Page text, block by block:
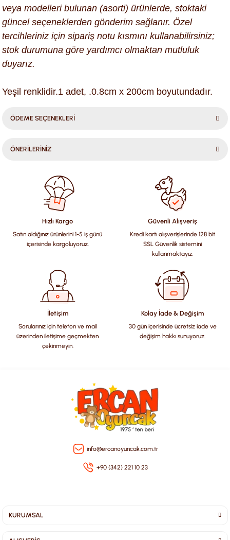
veya modelleri bulunan (asorti) ürünlerde, stoktaki
güncel seçeneklerden gönderim sağlanır. Özel
tercihleriniz için sipariş notu kısmını kullanabilirsiniz;
stok durumuna göre yardımcı olmaktan mutluluk
duyarız.
Yeşil renklidir.1 adet, .0.8cm x 200cm boyutundadır.
ÖDEME SEÇENEKLERİ
ÖNERİLERİNİZ
konularda yetersiz gördüğünüz noktaları öneri formunu
kullanarak tarafımıza iletebilirsiniz.
Görüş ve önerileriniz için teşekkür ederiz.
Ürün resmi kalitesiz, bozuk veya görüntülenemiyor.
Ürün açıklamasında eksik bilgiler bulunuyor.
Ürün bilgilerinde hatalar bulunuyor.
Ürün fiyatı diğer sitelerden daha pahalı.
Bu ürüne benzer farklı alternatifler olmalı.
Hızlı Kargo
Satın aldığınız ürünlerini 1-5 iş günü
içerisinde kargoluyoruz.
Güvenli Alışveriş
Kredi kartı alışverişlerinde 128 bit
SSL Güvenlik sistemini
kullanmaktayız.
İletişim
Sorularınız için telefon ve mail
üzerinden iletişime geçmekten
çekinmeyin.
Kolay İade & Değişim
30 gün içerisinde ücretsiz iade ve
değişim hakkı sunuyoruz.
info@ercanoyuncak.com.tr
+90 (342) 221 10 23
KURUMSAL